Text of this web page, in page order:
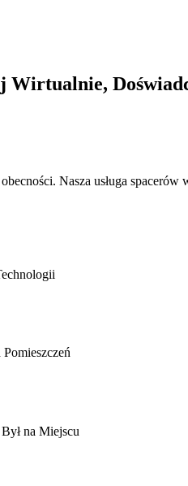
Wirtualnie,
Nasza usługa
na Miejscu